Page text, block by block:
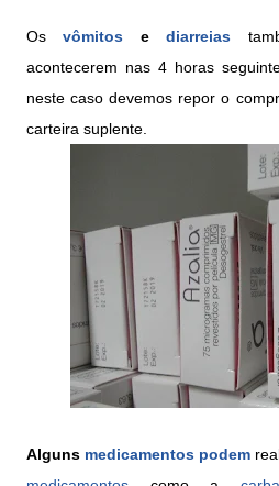
Osvômitos ediarreias
acontecerem nas 4 horas
neste caso devemos repor o
carteira suplente.
Alguns medicamentos podem